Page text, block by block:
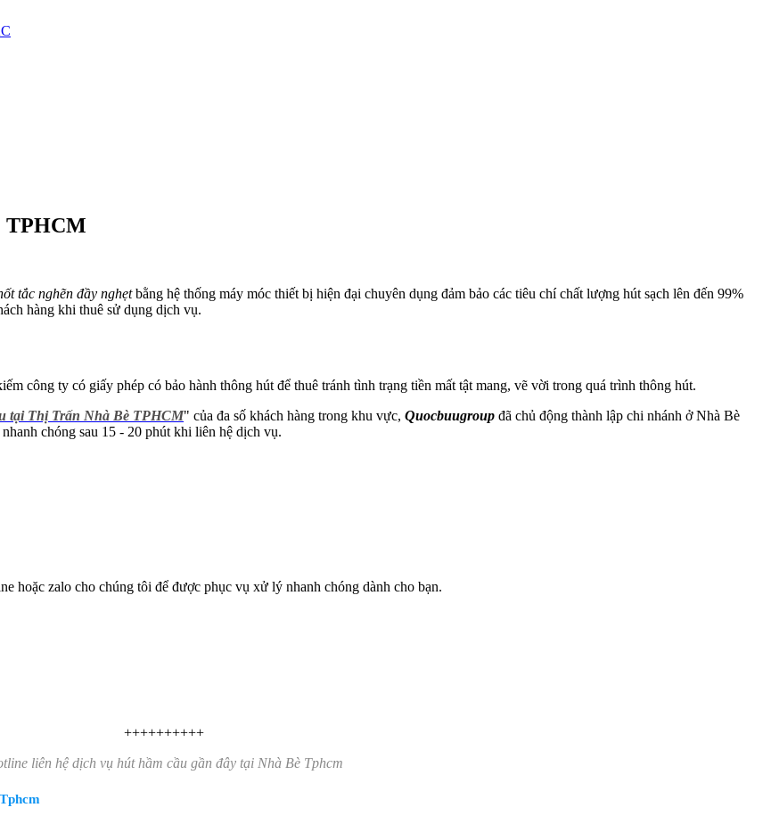
TPHCM
tắc nghẽn đầy nghẹtbằng hệ thống máy móc thiết bị hiện đại chuyên dụng đảm bảo các tiêu chí chất lượng hút sạch lên đến 99%
hàng khi thuê sử dụng dịch vụ.
công ty có giấy phép có bảo hành thông hút để thuê tránh tình trạng tiền mất tật mang, vẽ vời trong quá trình thông hút.
tại Thị Trấn Nhà Bè TPHCM" của đa số khách hàng trong khu vực, Quocbuugroup đã chủ động thành lập chi nhánh ở Nhà Bè
chóng sau 15 - 20 phút khi liên hệ dịch vụ.
hoặc zalo cho chúng tôi để được phục vụ xử lý nhanh chóng dành cho bạn.
++++++++++
liên hệ dịch vụ hút hầm cầu gần đây tại Nhà Bè Tphcm